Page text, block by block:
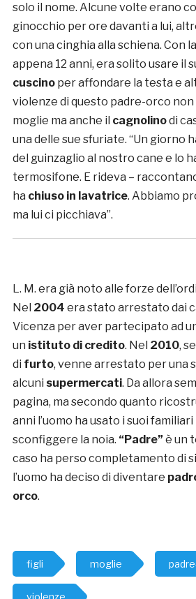
solo il nome. Alcune volte erano
ginocchio per ore davanti a lui,
con una cinghia alla schiena. Con la
appena 12 anni, era solito usare il
cuscinoper affondare la testa e
violenze di questo padre-orco non
moglie ma anche il cagnolinodi
una delle sue sfuriate. “Un giorno
del guinzaglio al nostro cane e lo
termosifone. E rideva –
ha chiuso in lavatrice. Abbiamo
ma lui ci picchiava”.
L. M. era già noto alle forze
Nel 2004 era stato arrestato dai
Vicenza per aver partecipato ad
un istituto di credito. Nel 2010,
di furto, venne arrestato per una
alcuni supermercati. Da allora
pagina, ma secondo quanto
anni l’uomo ha usato i suoi
sconfiggere la noia. “Padre” è un
caso ha perso completamento di
l’uomo ha deciso di diventare
orco.
figli moglie